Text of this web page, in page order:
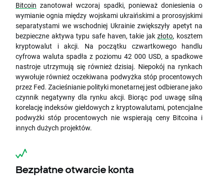
Bitcoin zanotował wczoraj spadki, ponieważ doniesienia o
wymianie ognia między wojskami ukraińskimi a prorosyjskimi
separatystami we wschodniej Ukrainie zwiększyły apetyt na
bezpieczne aktywa typu safe haven, takie jakzłoto, kosztem
kryptowalut i akcji. Na początku czwartkowego handlu
cyfrowa waluta spadła z poziomu 42 000 USD, a spadkowe
nastroje utrzymują się również dzisiaj. Niepokój na rynkach
wywołuje również oczekiwana podwyżka stóp procentowych
przez Fed. Zacieśnianie polityki monetarnej jest odbierane jako
czynnik negatywny dla rynku akcji. Biorąc pod uwagę silną
korelację indeksów giełdowych z kryptowalutami, potencjalne
podwyżki stóp procentowych nie wspierają ceny Bitcoina i
innych dużych projektów.
Bezpłatne otwarcie konta